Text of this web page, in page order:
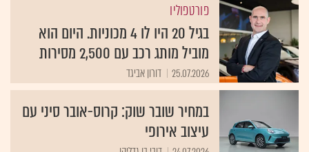
פורטפוליו
בגיל 20 היו לו 4 מכוניות. היום הוא
מוביל מותג רכב עם 2,500 מסירות
25.07.2026 דורון אביגד
במחיר שובר שוק: קרוס-אובר סיני עם
עיצוב אירופי